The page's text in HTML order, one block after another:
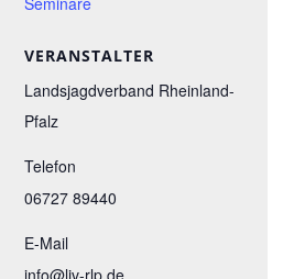
VERANSTALTER
Landsjagdverband Rheinland-
Pfalz
Telefon
06727 89440
E-Mail
info@ljv-rlp,de